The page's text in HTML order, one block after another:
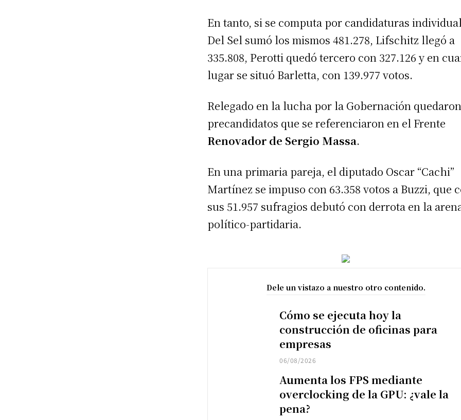
En tanto, si se computa por candidaturas
Del Sel sumó los mismos 481.278, Lifschitz llegó a
335.808, Perotti quedó tercero con 327.126 y en
lugar se situó Barletta, con 139.977 votos.
Relegado en la lucha por la Gobernación
precandidatos que se referenciaron en el Frente
Renovador de Sergio Massa.
En una primaria pareja, el diputado Oscar “Cachi”
Martínez se impuso con 63.358 votos a Buzzi, que
sus 51.957 sufragios debutó con derrota en la
político-partidaria.
Dele un vistazo a nuestro otro contenido.
Cómo se ejecuta hoy la
construcción de oficinas para
empresas
06/08/2026
Aumenta los FPS mediante
overclocking de la GPU: ¿vale la
pena?